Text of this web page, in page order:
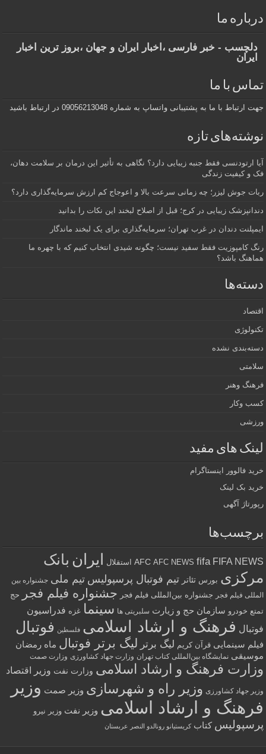
درباره ما
دلچسب - خبر فارسی ،اخبار ایران و جهان ،بروز ترین اخبار
ایران
تماس با ما
جهت ارتباط با ما به پشتیبانی واتساپ به شماره 09056213048 در ارتباط باشید
نوشته‌های تازه
آیا ارتودنسی فقط جنبه زیبایی دارد؟ نگاهی به تأثیر این درمان بر سلامت دهان،
فک و کیفیت زندگی
ربات جوش لیزر؛ چه زمانی سرعت بالا و اعوجاج کم ارزش سرمایه‌گذاری دارد؟
دندانپزشک زیبایی در کرج؛ قبل از اصلاح لبخند این نکات را بدانید
ایمپلنت دندان در غرب تهران؛ سرمایه‌گذاری برای یک لبخند ماندگار
رنگ کامپوزیت فقط سفید نیست؛ چگونه شیدی انتخاب کنیم که با چهره ما
هماهنگ باشد؟
دسته‌ها
اقتصاد
تکنولوژی
دسته‌بندی نشده
سلامتی
فرهنگ وهنر
کسب وکار
ورزشی
لینک های مفید
خرید فالوور اینستاگرام
خرید بک لینک
رپورتاژ آگهی
برچسب‌ها
AFC AFC NEWS fifa FIFA NEWS استقلال ایران بانک
مرکزی بورس تئاتر تیم فوتبال پرسپولیس تیم ملی جشنواره بین
المللی فیلم فجر جشنواره بین‌المللی فیلم فجر جشنواره فیلم فجر
حج
تمتع خودرو سازمان حج و زیارت سلبریتی ها سینما غزه فدراسیون
فوتبال فرهنگ و ارشاد اسلامی فلسطین فوتبال
فیلم سینمایی قرآن کریم لیگ برتر لیگ برتر فوتبال ماه رمضان
موسیقی نمایشگاه بین‌المللی کتاب تهران وزارت جهاد کشاورزی وزارت صمت
وزارت فرهنگ و ارشاد اسلامی وزارت نفت وزیر اقتصاد
وزیر جهاد کشاورزی وزیر راه و شهرسازی وزیر صمت وزیر
فرهنگ و ارشاد اسلامی وزیر نفت وزیر نیرو
پرسپولیس کتاب کریستیانو رونالدو النصر عربستان